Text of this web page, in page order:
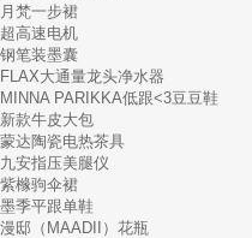
月梵一步裙
超高速电机
钢笔装墨囊
FLAX大通量龙头净水器
MINNA PARIKKA低跟<3豆豆鞋
新款牛皮大包
蒙达陶瓷电热茶具
九安指压美腿仪
紫橼驹伞裙
墨季平跟单鞋
漫邸（MAADII）花瓶